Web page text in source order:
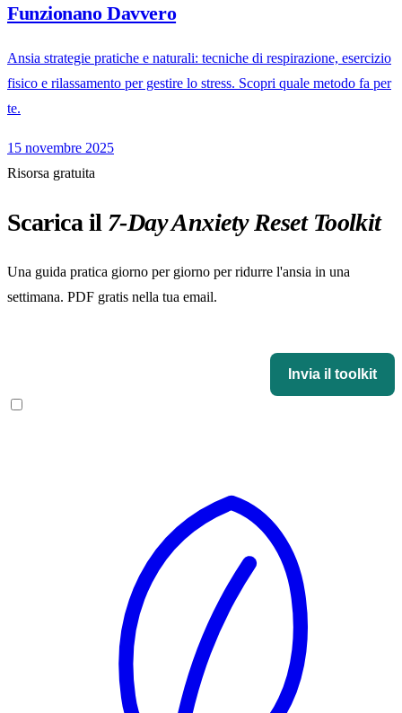
Funzionano Davvero
Ansia strategie pratiche e naturali: tecniche di respirazione, esercizio
fisico e rilassamento per gestire lo stress. Scopri quale metodo fa per
te.
15 novembre 2025
Risorsa gratuita
Scarica il 7-Day Anxiety Reset Toolkit
Una guida pratica giorno per giorno per ridurre l'ansia in una
settimana. PDF gratis nella tua email.
Invia il toolkit